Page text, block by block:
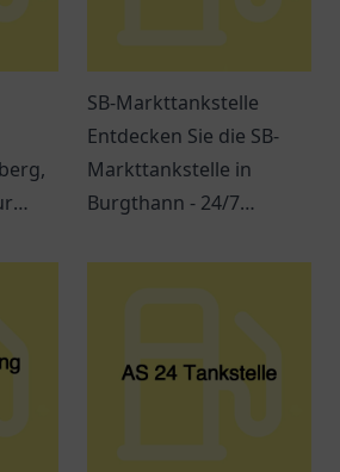
SB-Markttankstelle
Entdecken Sie die SB-
Markttankstelle in
Burgthann - 24/7
Snacks und mehr.